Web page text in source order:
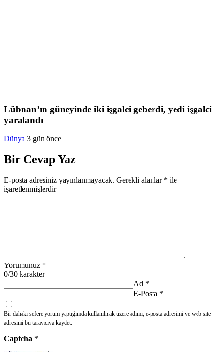
Lübnan’ın güneyinde iki işgalci geberdi, yedi işgalci
yaralandı
Dünya 3 gün önce
Bir Cevap Yaz
E-posta adresiniz yayınlanmayacak. Gerekli alanlar * ile
işaretlenmişlerdir
Yorumunuz *
0/30 karakter
Ad *
E-Posta *
Bir dahaki sefere yorum yaptığımda kullanılmak üzere adımı, e-posta adresimi ve web site
adresimi bu tarayıcıya kaydet.
Captcha *